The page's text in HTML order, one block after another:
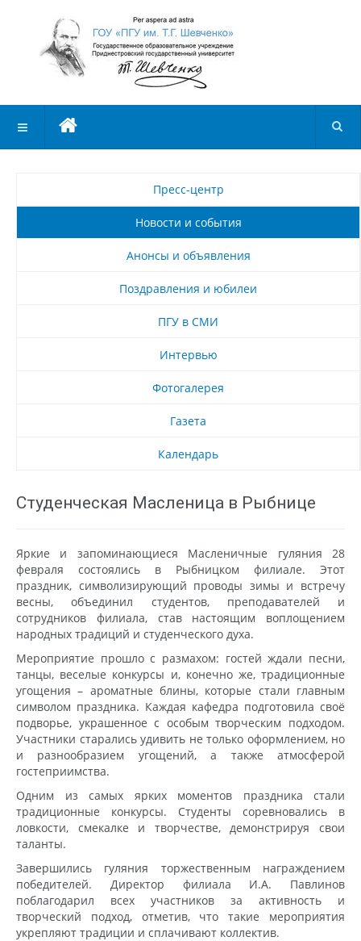
Пресс-центр
Новости и события
Анонсы и объявления
Поздравления и юбилеи
ПГУ в СМИ
Интервью
Фотогалерея
Газета
Календарь
Студенческая Масленица в Рыбнице
Яркие и запоминающиеся Масленичные гуляния 28
февраля состоялись в Рыбницком филиале. Этот
праздник, символизирующий проводы зимы и встречу
весны, объединил студентов, преподавателей и
сотрудников филиала, став настоящим воплощением
народных традиций и студенческого духа.
Мероприятие прошло с размахом: гостей ждали песни,
танцы, веселые конкурсы и, конечно же, традиционные
угощения – ароматные блины, которые стали главным
символом праздника. Каждая кафедра подготовила своё
подворье, украшенное с особым творческим подходом.
Участники старались удивить не только оформлением, но
и разнообразием угощений, а также атмосферой
гостеприимства.
Одним из самых ярких моментов праздника стали
традиционные конкурсы. Студенты соревновались в
ловкости, смекалке и творчестве, демонстрируя свои
таланты.
Завершились гуляния торжественным награждением
победителей. Директор филиала И.А. Павлинов
поблагодарил всех участников за активность и
творческий подход, отметив, что такие мероприятия
укрепляют традиции и сплачивают коллектив.